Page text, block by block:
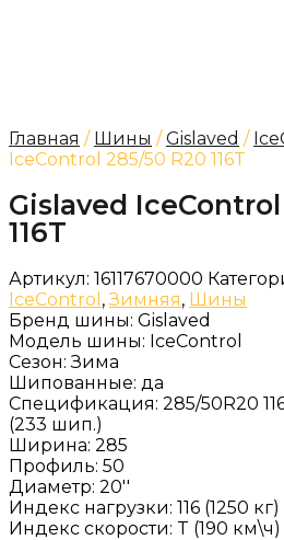
Главная / Шины /Gislaved /
IceControl 285/50 R20 116T
Gislaved
116T
Артикул: 16117670000
IceControl ,Зимняя, Шины
Бренд шины: Gislaved
Модель шины: IceControl
Сезон:Зима
Шипованные: да
Спецификация: 285/50R20
(233 шип.)
Ширина: 285
Профиль: 50
Диаметр: 20''
Индекс нагрузки: 116 (1250 кг)
Индекс скорости: T (190 км\ч)